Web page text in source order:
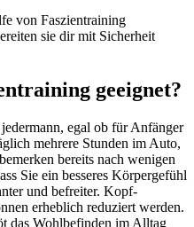
von Faszientraining
sie dir mit Sicherheit
geeignet?
egal ob für Anfänger
mehrere Stunden im Auto,
bereits nach wenigen
Sie ein besseres Körpergefühl
und befreiter. Kopf-
erheblich reduziert werden.
das Wohlbefinden im Alltag